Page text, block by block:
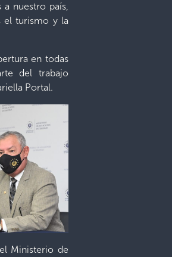
a nuestro país,
el turismo y la
en todas
del trabajo
Portal.
Ministerio de